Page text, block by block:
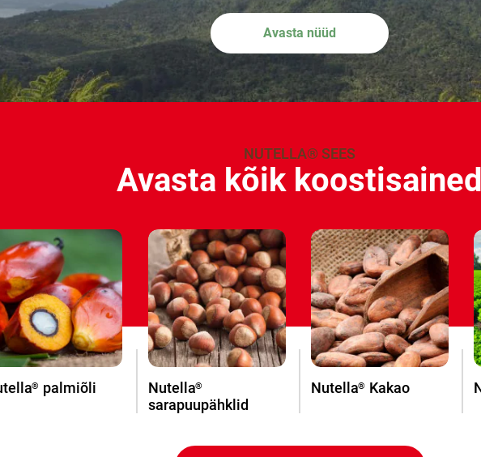
Avasta nüüd
NUTELLA® SEES
Avasta kõik
® palmiõli Nutella®
sarapuupähklid
Nutella® Kakao